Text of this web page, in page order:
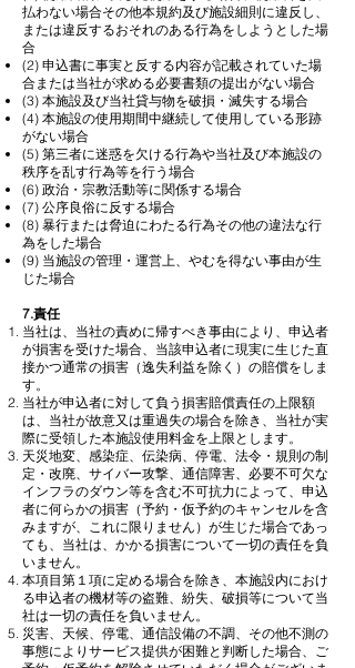
払わない場合その他本規約及び施設細則に違反し、
または違反するおそれのある行為をしようとした場
合
(2) 申込書に事実と反する内容が記載されていた場
合または当社が求める必要書類の提出がない場合
(3) 本施設及び当社貸与物を破損・滅失する場合
(4) 本施設の使用期間中継続して使用している形跡
がない場合
(5) 第三者に迷惑を欠ける行為や当社及び本施設の
秩序を乱す行為等を行う場合
(6) 政治・宗教活動等に関係する場合
(7) 公序良俗に反する場合
(8) 暴行または脅迫にわたる行為その他の違法な行
為をした場合
(9) 当施設の管理・運営上、やむを得ない事由が生
じた場合
​7.責任
当社は、当社の責めに帰すべき事由により、申込者
が損害を受けた場合、当該申込者に現実に生じた直
接かつ通常の損害（逸失利益を除く）の賠償をしま
す。
当社が申込者に対して負う損害賠償責任の上限額
は、当社が故意又は重過失の場合を除き、当社が実
際に受領した本施設使用料金を上限とします。
天災地変、感染症、伝染病、停電、法令・規則の制
定・改廃、サイバー攻撃、通信障害、必要不可欠な
インフラのダウン等を含む不可抗力によって、申込
者に何らかの損害（予約・仮予約のキャンセルを含
みますが、これに限りません）が生じた場合であっ
ても、当社は、かかる損害について一切の責任を負
いません。
本項目第１項に定める場合を除き、本施設内におけ
る申込者の機材等の盗難、紛失、破損等について当
社は一切の責任を負いません。
災害、天候、停電、通信設備の不調、その他不測の
事態によりサービス提供が困難と判断した場合、ご